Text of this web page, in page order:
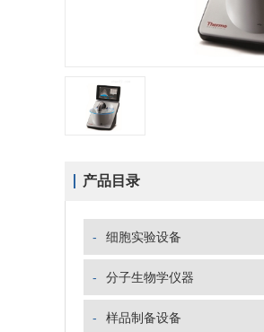
产品目录
- 细胞实验设备
- 分子生物学仪器
- 样品制备设备